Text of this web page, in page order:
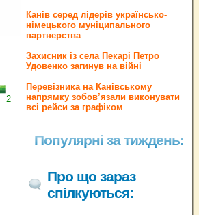
2
Канів серед лідерів українсько-
німецького муніципального
партнерства
Захисник із села Пекарі Петро
Удовенко загинув на війні
Перевізника на Канівському
напрямку зобов’язали виконувати
всі рейси за графіком
Популярні за тиждень:
Про що зараз
спілкуються: